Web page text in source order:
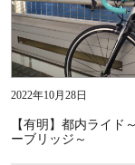
2022年10月28日
【有明】都内ライド
ーブリッジ～